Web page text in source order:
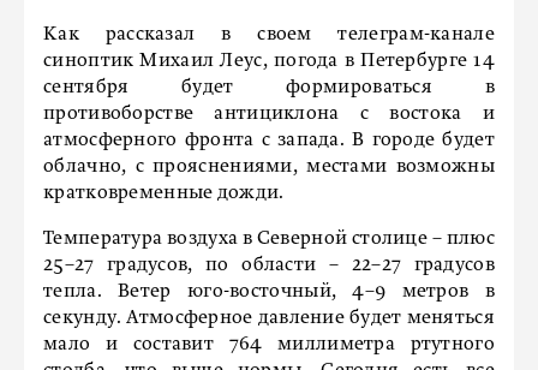
Как рассказал в своем телеграм-канале
синоптик Михаил Леус, погода в Петербурге 14
сентября будет формироваться в
противоборстве антициклона с востока и
атмосферного фронта с запада. В городе будет
облачно, с прояснениями, местами возможны
кратковременные дожди.
Температура воздуха в Северной столице – плюс
25–27 градусов, по области – 22–27 градусов
тепла. Ветер юго-восточный, 4–9 метров в
секунду. Атмосферное давление будет меняться
мало и составит 764 миллиметра ртутного